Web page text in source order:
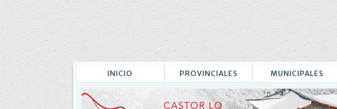
INICIO PROVINCIALES MUNICIPALES